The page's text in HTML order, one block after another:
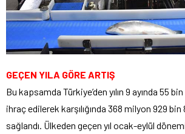
GEÇEN YILA GÖRE ARTIŞ
Bu kapsamda Türkiye’den yılın 9 ayında 55
ihraç edilerek karşılığında 368 milyon 929
sağlandı. Ülkeden geçen yıl ocak-eylül